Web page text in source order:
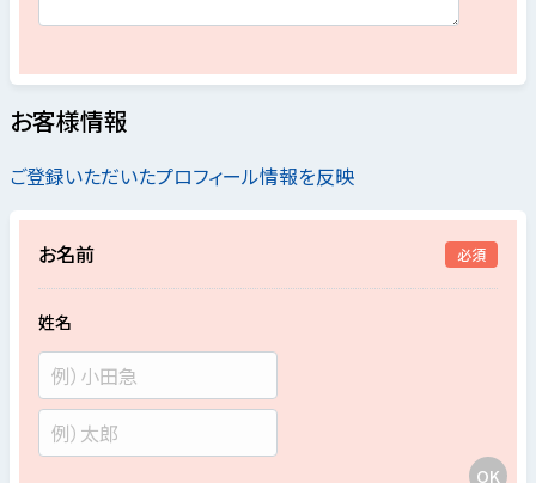
お客様情報
ご登録いただいたプロフィール情報を反映
お名前 必須
姓名